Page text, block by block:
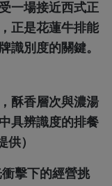
一場接近西式正
正是花蓮牛排能
識別度的關鍵。
酥香層次與濃湯
具辨識度的排餐
）
擊下的經營挑